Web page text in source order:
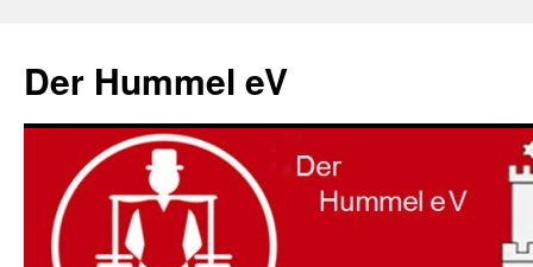
springen
Der Hummel eV